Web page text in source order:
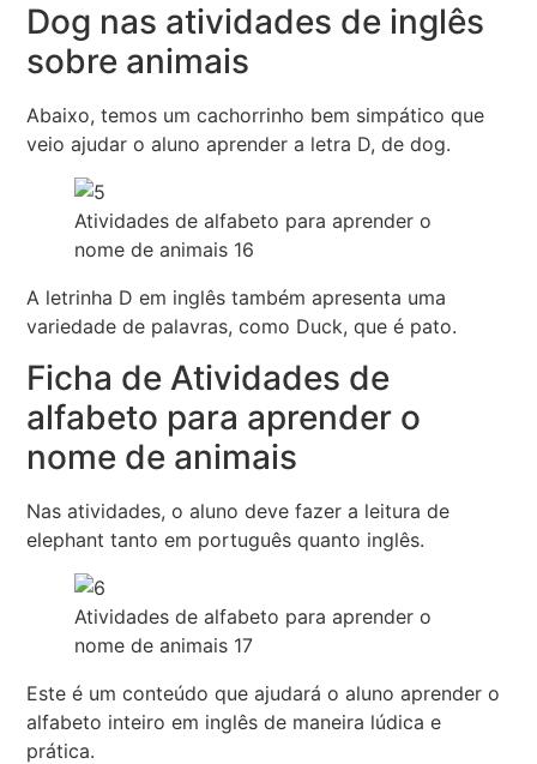
Dog nas atividades de inglês
sobre animais
Abaixo, temos um cachorrinho bem simpático que
veio ajudar o aluno aprender a letra D, de dog.
Atividades de alfabeto para aprender o
nome de animais 16
A letrinha D em inglês também apresenta uma
variedade de palavras, como Duck, que é pato.
Ficha de Atividades de
alfabeto para aprender o
nome de animais
Nas atividades, o aluno deve fazer a leitura de
elephant tanto em português quanto inglês.
Atividades de alfabeto para aprender o
nome de animais 17
Este é um conteúdo que ajudará o aluno aprender o
alfabeto inteiro em inglês de maneira lúdica e
prática.